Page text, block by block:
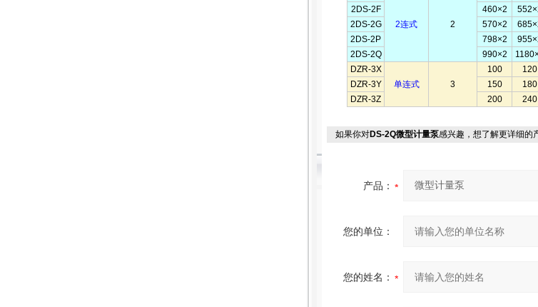
2连式 2
2DS-2F
460×2
2DS-2G
570×2
2DS-2P
798×2
2DS-2Q
990×2
DZR-3X
单连式
3
100 120
DZR-3Y 150 180
DZR-3Z
200 240
如果你对DS-2Q微型计量泵感兴趣，想了解更详细的
产品：
您的单位：
您的姓名：